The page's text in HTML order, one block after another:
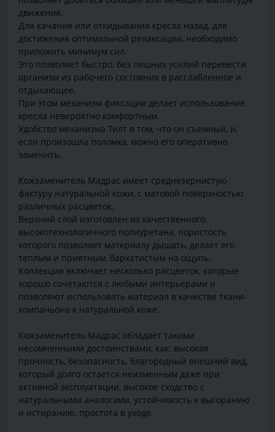
движения.
Для качания или откидывания кресла назад, для
достижения оптимальной релаксации, необходимо
приложить минимум сил.
Это позволяет быстро, без лишних усилий перевести
организм из рабочего состояния в расслабленное и
отдыхающее.
При этом механизм фиксации делает использование
кресла невероятно комфортным.
Удобство механизма Тилт в том, что он съемный, и,
если произошла поломка, можно его оперативно
заменить.
Кожзаменитель Мадрас имеет среднезернистую
фактуру натуральной кожи, с матовой поверхностью
различных расцветок.
Верхний слой изготовлен из качественного,
высокотехнологичного полиуретана, пористость
которого позволяет материалу дышать, делает его
теплым и приятным, бархатистым на ощупь.
Коллекция включает несколько расцветок, которые
хорошо сочетаются с любыми интерьерами и
позволяют использовать материал в качестве ткани-
компаньона к натуральной коже.
Кожзаменитель Мадрас обладает такими
несомненными достоинствами, как: высокая
прочность, безопасность, благородный внешний вид,
который долго остается неизменным даже при
активной эксплуатации, высокое сходство с
натуральными аналогами, устойчивость к выгоранию
и истиранию, простота в уходе.